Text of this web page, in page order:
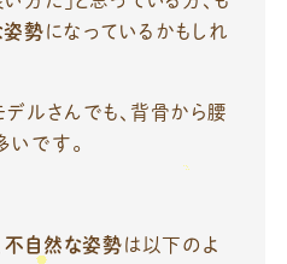
姿勢になっているかもしれ
ルさんでも、背骨から腰
いです。
不自然な姿勢は以下のよ